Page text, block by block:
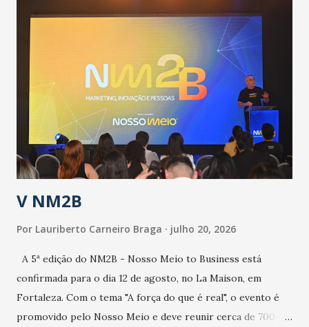
população suspeita e de cuidados com os ambientes
públicos e domiciliares. “Nós não estamos vivendo uma
epidemia comum, como temos em todos os anos, com
aumento de casos de dengue, influenza ou H1N1. Trata-se
de uma epidemia com um vírus diferente, com um poder de
contaminação maior que outros coronavírus”, apontou o
secretário. Segundo ele, é uma epidemia com chance de
contaminação alta, podendo gerar um grande risco à
população e ao sistema de saúde. “Precisamos saber fazer a
estratificação do risco da doença, para não so...
V NM2B
Por Lauriberto Carneiro Braga julho 20, 2026
A 5ª edição do NM2B - Nosso Meio to Business está
confirmada para o dia 12 de agosto, no La Maison, em
Fortaleza. Com o tema "A força do que é real", o evento é
promovido pelo Nosso Meio e deve reunir cerca de 700